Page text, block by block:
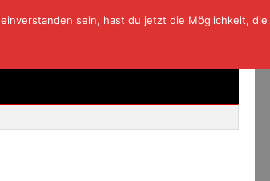
sein, hast du jetzt die Möglichkeit,